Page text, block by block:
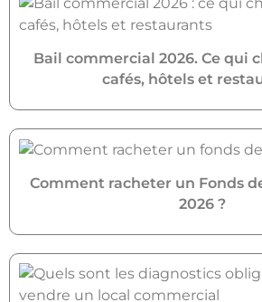
Bail commercial 2026. Ce qui
cafés, hôtels et
Comment racheter un Fonds
2026 ?